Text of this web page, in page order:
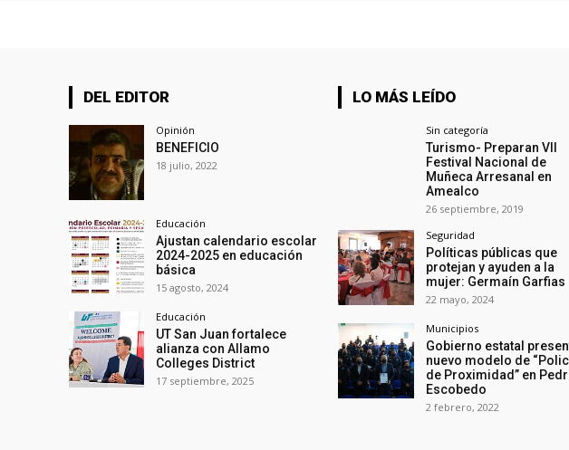
DEL EDITOR
Opinión
BENEFICIO
18 julio, 2022
Educación
Ajustan calendario escolar
2024-2025 en educación
básica
15 agosto, 2024
Educación
UT San Juan fortalece
alianza con Allamo
Colleges District
17 septiembre, 2025
LO MÁS LEÍDO
Sin categoría
Turismo- Preparan VII
Festival Nacional de
Muñeca Arresanal en
Amealco
26 septiembre, 2019
Seguridad
Políticas públicas que
protejan y ayuden a la
mujer: Germaín Garfias
22 mayo, 2024
Municipios
Gobierno estatal
nuevo modelo de
de Proximidad” en
Escobedo
2 febrero, 2022